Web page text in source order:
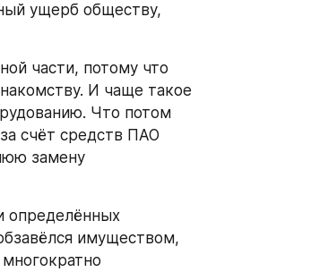
ущерб обществу,
И чаще такое
Что потом
счёт средств ПАО
замену
имуществом,